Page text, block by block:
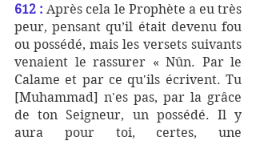
612 : Après cela le Prophète a eu très
peur, pensant qu’il était devenu fou
ou possédé, mais les versets suivants
venaient le rassurer « Nûn. Par le
Calame et par ce qu'ils écrivent. Tu
[Muhammad] n'es pas, par la grâce
de ton Seigneur, un possédé. Il y
aura pour toi, certes, une